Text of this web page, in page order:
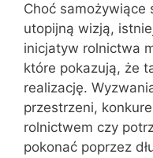
Choć samożywiące
utopijną wizją,
inicjatyw rolnictwa
które pokazują, że
realizację.
przestrzeni,
rolnictwem czy
pokonać poprzez